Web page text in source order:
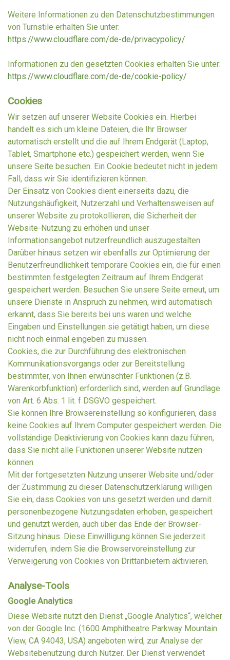
Weitere Informationen zu den Datenschutzbestimmungen
von Turnstile erhalten Sie unter:
https://www.cloudflare.com/de-de/privacypolicy/
Informationen zu den gesetzten Cookies erhalten Sie unter:
https://www.cloudflare.com/de-de/cookie-policy/
Cookies
Wir setzen auf unserer Website Cookies ein. Hierbei
handelt es sich um kleine Dateien, die Ihr Browser
automatisch erstellt und die auf Ihrem Endgerät (Laptop,
Tablet, Smartphone etc.) gespeichert werden, wenn Sie
unsere Seite besuchen. Ein Cookie bedeutet nicht in jedem
Fall, dass wir Sie identifizieren können.
Der Einsatz von Cookies dient einerseits dazu, die
Nutzungshäufigkeit, Nutzerzahl und Verhaltensweisen auf
unserer Website zu protokollieren, die Sicherheit der
Website-Nutzung zu erhöhen und unser
Informationsangebot nutzerfreundlich auszugestalten.
Darüber hinaus setzen wir ebenfalls zur Optimierung der
Benutzerfreundlichkeit temporäre Cookies ein, die für einen
bestimmten festgelegten Zeitraum auf Ihrem Endgerät
gespeichert werden. Besuchen Sie unsere Seite erneut, um
unsere Dienste in Anspruch zu nehmen, wird automatisch
erkannt, dass Sie bereits bei uns waren und welche
Eingaben und Einstellungen sie getätigt haben, um diese
nicht noch einmal eingeben zu müssen.
Cookies, die zur Durchführung des elektronischen
Kommunikationsvorgangs oder zur Bereitstellung
bestimmter, von Ihnen erwünschter Funktionen (z.B.
Warenkorbfunktion) erforderlich sind, werden auf Grundlage
von Art. 6 Abs. 1 lit. f DSGVO gespeichert.
Sie können Ihre Browsereinstellung so konfigurieren, dass
keine Cookies auf Ihrem Computer gespeichert werden. Die
vollständige Deaktivierung von Cookies kann dazu führen,
dass Sie nicht alle Funktionen unserer Website nutzen
können.
Mit der fortgesetzten Nutzung unserer Website und/oder
der Zustimmung zu dieser Datenschutzerklärung willigen
Sie ein, dass Cookies von uns gesetzt werden und damit
personenbezogene Nutzungsdaten erhoben, gespeichert
und genutzt werden, auch über das Ende der Browser-
Sitzung hinaus. Diese Einwilligung können Sie jederzeit
widerrufen, indem Sie die Browservoreinstellung zur
Verweigerung von Cookies von Drittanbietern aktivieren.
Analyse-Tools
Google Analytics
Diese Website nutzt den Dienst „Google Analytics“, welcher
von der Google Inc. (1600 Amphitheatre Parkway Mountain
View, CA 94043, USA) angeboten wird, zur Analyse der
Websitebenutzung durch Nutzer. Der Dienst verwendet